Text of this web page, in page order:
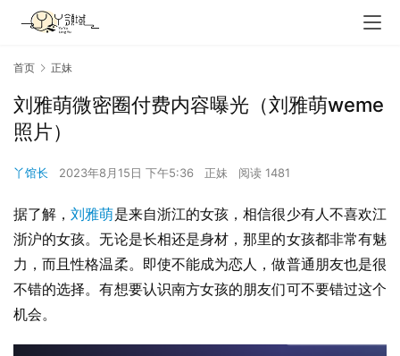
首页 正妹
刘雅萌微密圈付费内容曝光（刘雅萌weme
照片）
丫馆长 2023年8月15日 下午5:36 正妹 阅读 1481
据了解，刘雅萌是来自浙江的女孩，相信很少有人不喜欢江
浙沪的女孩。无论是长相还是身材，那里的女孩都非常有魅
力，而且性格温柔。即使不能成为恋人，做普通朋友也是很
不错的选择。有想要认识南方女孩的朋友们可不要错过这个
机会。